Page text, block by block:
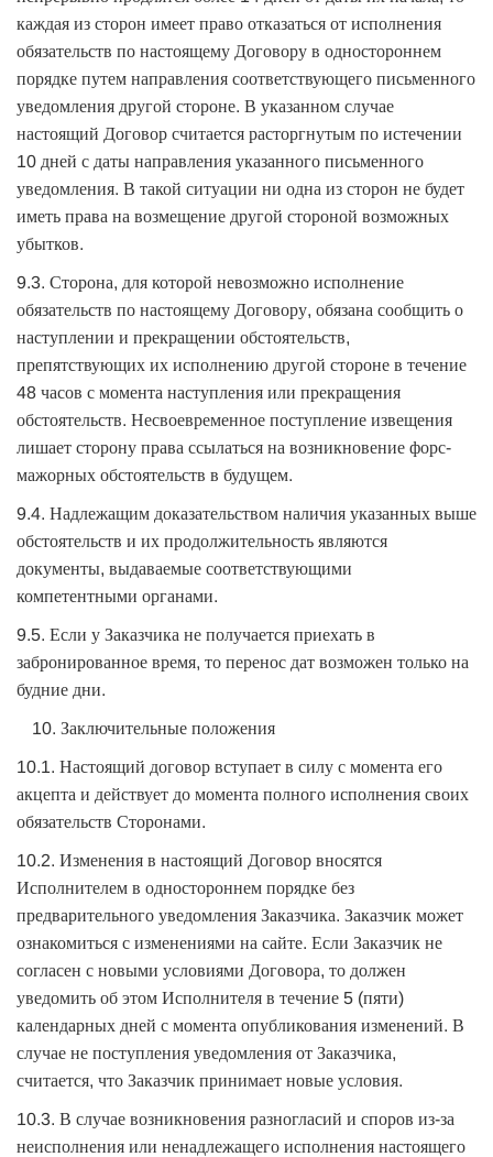
каждая из сторон имеет право отказаться от исполнения
обязательств по настоящему Договору в одностороннем
порядке путем направления соответствующего письменного
уведомления другой стороне. В указанном случае
настоящий Договор считается расторгнутым по истечении
10 дней с даты направления указанного письменного
уведомления. В такой ситуации ни одна из сторон не будет
иметь права на возмещение другой стороной возможных
убытков.
9.3. Сторона, для которой невозможно исполнение
обязательств по настоящему Договору, обязана сообщить о
наступлении и прекращении обстоятельств,
препятствующих их исполнению другой стороне в течение
48 часов с момента наступления или прекращения
обстоятельств. Несвоевременное поступление извещения
лишает сторону права ссылаться на возникновение форс-
мажорных обстоятельств в будущем.
9.4. Надлежащим доказательством наличия указанных выше
обстоятельств и их продолжительность являются
документы, выдаваемые соответствующими
компетентными органами.
9.5. Если у Заказчика не получается приехать в
забронированное время, то перенос дат возможен только на
будние дни.
Заключительные положения
10.1. Настоящий договор вступает в силу с момента его
акцепта и действует до момента полного исполнения своих
обязательств Сторонами.
10.2. Изменения в настоящий Договор вносятся
Исполнителем в одностороннем порядке без
предварительного уведомления Заказчика. Заказчик может
ознакомиться с изменениями на сайте. Если Заказчик не
согласен с новыми условиями Договора, то должен
уведомить об этом Исполнителя в течение 5 (пяти)
календарных дней с момента опубликования изменений. В
случае не поступления уведомления от Заказчика,
считается, что Заказчик принимает новые условия.
10.3. В случае возникновения разногласий и споров из-за
неисполнения или ненадлежащего исполнения настоящего